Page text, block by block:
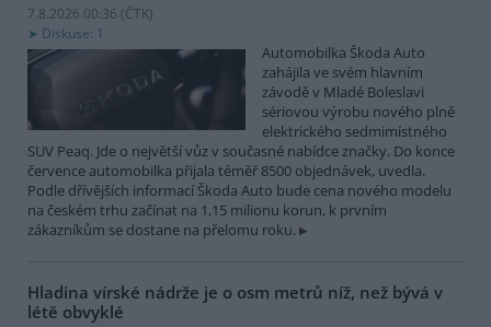
7.8.2026 00:36 (ČTK)
Diskuse: 1
Automobilka Škoda Auto
zahájila ve svém hlavním
závodě v Mladé Boleslavi
sériovou výrobu nového plně
elektrického sedmimístného
SUV Peaq. Jde o největší vůz v současné nabídce značky. Do konce
července automobilka přijala téměř 8500 objednávek, uvedla.
Podle dřívějších informací Škoda Auto bude cena nového modelu
na českém trhu začínat na 1,15 milionu korun, k prvním
zákazníkům se dostane na přelomu roku.
Hladina vírské nádrže je o osm metrů níž, než bývá v
létě obvyklé